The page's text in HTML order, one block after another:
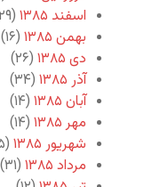
اسفند ۱۳۸۵
(۲۹)
بهمن ۱۳۸۵
(۱۶)
دی ۱۳۸۵
(۲۶)
آذر ۱۳۸۵
(۳۴)
آبان ۱۳۸۵
(۱۴)
مهر ۱۳۸۵
(۱۴)
شهریور ۱۳۸۵
(۲۵)
مرداد ۱۳۸۵
(۳۱)